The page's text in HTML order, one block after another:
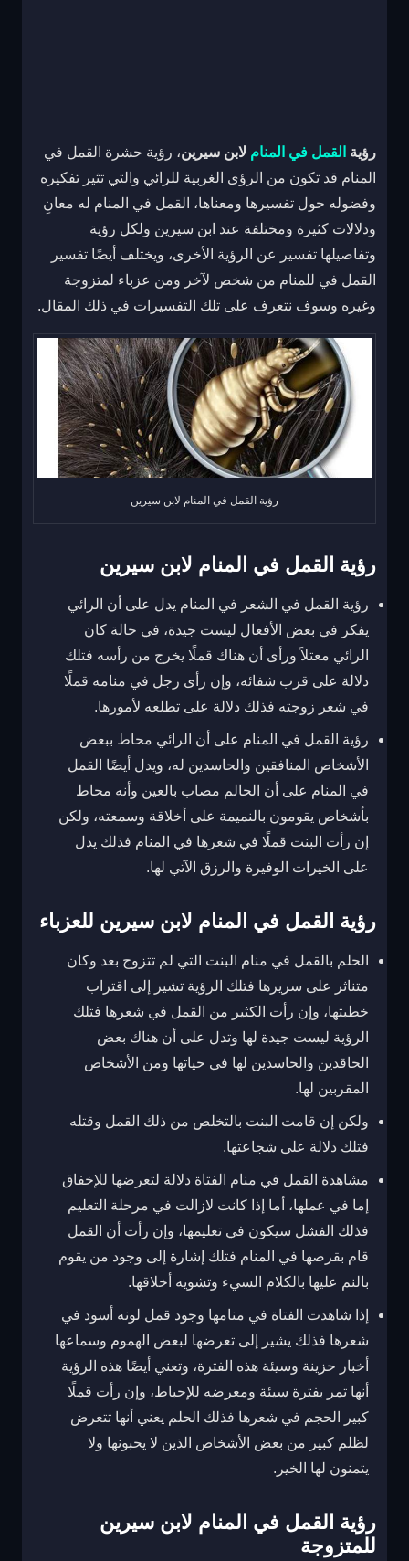
رؤية القمل في المنام لابن سيرين، رؤية حشرة القمل في
المنام قد تكون من الرؤى الغربية للرائي والتي تثير تفكيره
وفضوله حول تفسيرها ومعناها، القمل في المنام له معانِ
ودلالات كثيرة ومختلفة عند ابن سيرين ولكل رؤية
وتفاصيلها تفسير عن الرؤية الأخرى، ويختلف أيضًا تفسير
القمل في للمنام من شخص لآخر ومن عزباء لمتزوجة
وغيره وسوف نتعرف على تلك التفسيرات في ذلك المقال.
رؤية القمل في المنام لابن سيرين
رؤية القمل في المنام لابن سيرين
رؤية القمل في الشعر في المنام يدل على أن الرائي
يفكر في بعض الأفعال ليست جيدة، في حالة كان
الرائي معتلاً ورأى أن هناك قملًا يخرج من رأسه فتلك
دلالة على قرب شفائه، وإن رأى رجل في منامه قملًا
في شعر زوجته فذلك دلالة على تطلعه لأمورها.
رؤية القمل في المنام على أن الرائي محاط ببعض
الأشخاص المنافقين والحاسدين له، ويدل أيضًا القمل
في المنام على أن الحالم مصاب بالعين وأنه محاط
بأشخاص يقومون بالنميمة على أخلاقة وسمعته، ولكن
إن رأت البنت قملًا في شعرها في المنام فذلك يدل
على الخيرات الوفيرة والرزق الآتي لها.
رؤية القمل في المنام لابن سيرين للعزباء
الحلم بالقمل في منام البنت التي لم تتزوج بعد وكان
متناثر على سريرها فتلك الرؤية تشير إلى اقتراب
خطبتها، وإن رأت الكثير من القمل في شعرها فتلك
الرؤية ليست جيدة لها وتدل على أن هناك بعض
الحاقدين والحاسدين لها في حياتها ومن الأشخاص
المقربين لها.
ولكن إن قامت البنت بالتخلص من ذلك القمل وقتله
فتلك دلالة على شجاعتها.
مشاهدة القمل في منام الفتاة دلالة لتعرضها للإخفاق
إما في عملها، أما إذا كانت لازالت في مرحلة التعليم
فذلك الفشل سيكون في تعليمها، وإن رأت أن القمل
قام بقرصها في المنام فتلك إشارة إلى وجود من يقوم
بالنم عليها بالكلام السيء وتشويه أخلاقها.
إذا شاهدت الفتاة في منامها وجود قمل لونه أسود في
شعرها فذلك يشير إلى تعرضها لبعض الهموم وسماعها
أخبار حزينة وسيئة هذه الفترة، وتعني أيضًا هذه الرؤية
أنها تمر بفترة سيئة ومعرضه للإحباط، وإن رأت قملًا
كبير الحجم في شعرها فذلك الحلم يعني أنها تتعرض
لظلم كبير من بعض الأشخاص الذين لا يحبونها ولا
يتمنون لها الخير.
رؤية القمل في المنام لابن سيرين
للمتزوجة